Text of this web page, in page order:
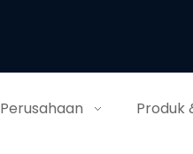
Perusahaan Produk